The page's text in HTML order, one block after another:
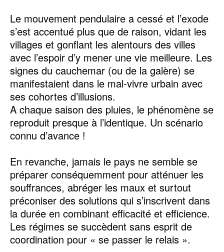
Le mouvement pendulaire a cessé et l’exode
s’est accentué plus que de raison, vidant les
villages et gonflant les alentours des villes
avec l’espoir d’y mener une vie meilleure. Les
signes du cauchemar (ou de la galère) se
manifestaient dans le mal-vivre urbain avec
ses cohortes d’illusions.
A chaque saison des pluies, le phénomène se
reproduit presque à l’identique. Un scénario
connu d’avance !
En revanche, jamais le pays ne semble se
préparer conséquemment pour atténuer les
souffrances, abréger les maux et surtout
préconiser des solutions qui s’inscrivent dans
la durée en combinant efficacité et efficience.
Les régimes se succèdent sans esprit de
coordination pour « se passer le relais ».